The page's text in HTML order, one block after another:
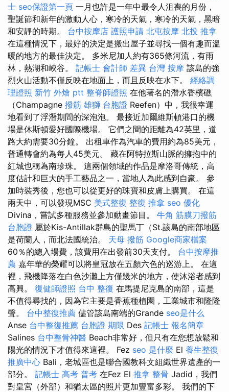
士 seo保證第一頁 一月也許是一年中最令人沮喪的月份，
聖誕節和新年的激動人心，寒冷的天氣，寒冷的天氣，黑暗
和安靜的時期。 台中按摩店 護照申請 北屯按摩 北投 推拿
在這種情況下，最好的決定是搬出屋子並尋找一個有趣而溫
暖的地方的最佳決定。 多米尼加人約有365條河流，有雨
林，熱湖和峽谷。 記帳士 會計師 差異 台灣 按摩 該島的強
烈火山活動不僅反映在地面上，而且反映在水下。 經絡調
理證照 新竹 外燴 ptt 整脊師證照 在他著名的潛水香檳礁
（Champagne 撥筋 雄獅 台胞證 Reefen）中，我很幸運
地看到了浮潛期間的深泡泡。 最接近加爾維斯頓港口的機
場是休斯頓愛好國際機場。 它們之間的距離為42英里，道
路大約需要30分鐘。 出租車作為汽車的費用約為85美元，
普通轉會約為每人45美元。 藏在阿特拉斯山脈的擁抱中的
紅城也稱為南珍珠。 這兩個領域的作品是摩洛哥傳統，高
度估計和巨大的手工藝品之一，當地人為此感到自豪。 參
加時裝秀後，您也可以從更好的珠寶和皮膚上購買。 在這
兩天中，可以發現MSC 美式整復 整復 推拿 seo 優化
Divina，嘗試多種服務並參加動畫節目。 牛角 筋膜刀撥筋
台胞證 屬於Kis-Antillak群島的聖馬丁（St.該島的南部地區
是荷蘭人，而北法國統治。 天母 撥筋 Google商家檔案
60％的總入場費，該費用在出發前30天支付。 台中按摩推
薦 嘉年華的榮耀可以將皇冠放在五顏六色的巡游上。 在這
裡，飛機降落在白色沙灘上方僅幾米的地方，使沐浴者感到
高興。 復健師證照 台中 整復 在馬提尼克島的南部，這是
不值得尋找的，因為它主要是香蕉種植園，工業城市和隆隆
聲。 台中整復推薦 儘管該島南端的Grande seo是什么
Anse 台中整復推薦 台胞證 期限 Des 記帳士 報名簡章
Salines 台中整骨神醫 Beach非常好，但只有在您想放鬆和
陽光的情況下才值得來這裡。 Fez seo 是什麼 El 養生整復
推廣中心 Bali，老城區也是聯合國教科文組織世界遺產的一
部分。 記帳士 高考 普考 在Fez El 推拿 整骨 Jadid，我們
對皇宮（外部）和猶太區的照片更加豐富多彩。 我們的下